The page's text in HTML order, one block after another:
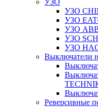
УЗО
УЗО
УЗО
УЗО
УЗО
Выключатели
Реверсивные